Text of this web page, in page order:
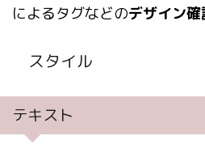
によるタグなどのデザイン
スタイル
テキスト